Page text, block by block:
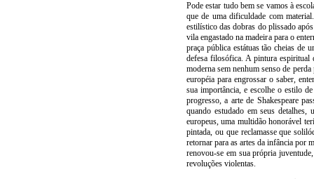
Pode estar tudo bem se vamos à
que de uma dificuldade com
estilístico das dobras do plissado
vila engastado na madeira para o
praça pública estátuas tão cheias de
defesa filosófica. A pintura espiritual
moderna sem nenhum senso de
européia para engrossar o saber,
sua importância, e escolhe o estilo
progresso, a arte de Shakespeare
quando estudado em seus
europeus, uma multidão honorável
pintada, ou que reclamasse que
retornar para as artes da infância por
renovou-se em sua própria
revoluções violentas.